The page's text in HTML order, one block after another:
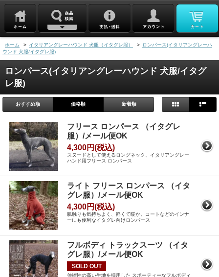
ホーム > イタリアングレーハウンド 犬服（イタグレ服） >
ロンパース(イタリアングレーハ
ウンド 犬服/イタグレ服)
ロンパース(イタリアングレーハウンド 犬服/イタグ
レ服)
おすすめ順 価格順 新着順
フリース ロンパース （イタグレ
服）/メール便OK
4,300円(税込)
スヌードとして使えるロングネック、イタリアングレー
ハンド用フリース ロンパース
ライト フリース ロンパース （イタ
グレ服）/メール便OK
4,300円(税込)
肌触りも気持ちよく、軽くて暖か。コートなどのインナ
ーにも便利なイタグレ向けロンパース
フルボディ トラックスーツ （イタ
グレ服）/メール便OK
SOLD OUT
伸縮性の高い生地を採用した スポーティーなフルボディ